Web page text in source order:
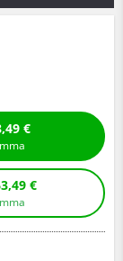
per 78,49 €
per 63,49 €